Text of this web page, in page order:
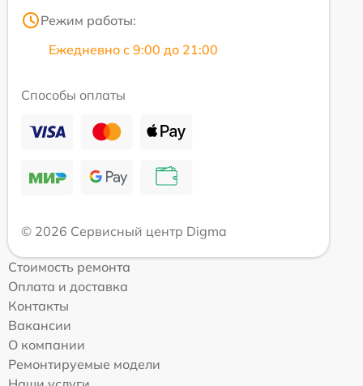
Режим работы:
Ежедневно с 9:00 до 21:00
Способы оплаты
© 2026 Сервисный центр Digma
Стоимость ремонта
Оплата и доставка
Контакты
Вакансии
О компании
Ремонтируемые модели